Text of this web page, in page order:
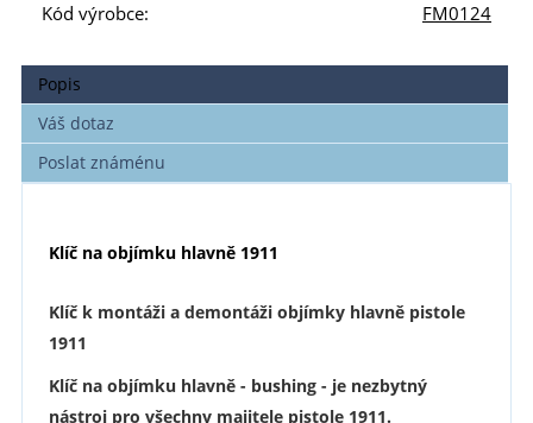
Kód výrobce:
FM0124
Popis
Váš dotaz
Poslat známénu
Klíč na objímku hlavně 1911
Klíč k montáži a demontáži objímky hlavně pistole
1911
Klíč na objímku hlavně - bushing - je nezbytný
nástroj pro všechny majitele pistole 1911.